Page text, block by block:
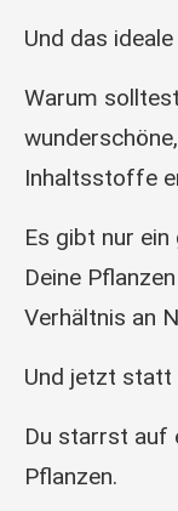
Und das
Warum
Inhaltsstoffe
Es gibt nur
Deine
Verhältnis an
Und jetzt statt
Du starrst auf
Pflanzen.